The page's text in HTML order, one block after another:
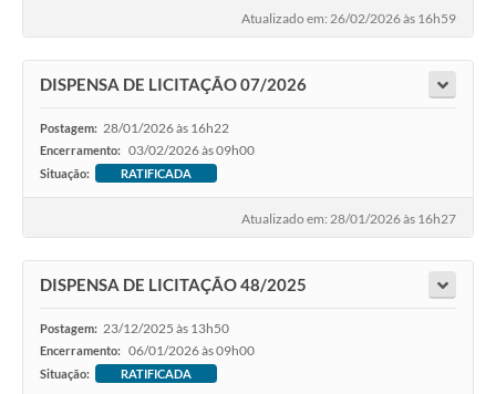
Atualizado em: 26/02/2026 às 16h59
DISPENSA DE LICITAÇÃO 07/2026
Postagem: 28/01/2026 às 16h22
Encerramento: 03/02/2026 às 09h00
Situação: RATIFICADA
Atualizado em: 28/01/2026 às 16h27
DISPENSA DE LICITAÇÃO 48/2025
Postagem: 23/12/2025 às 13h50
Encerramento: 06/01/2026 às 09h00
Situação: RATIFICADA